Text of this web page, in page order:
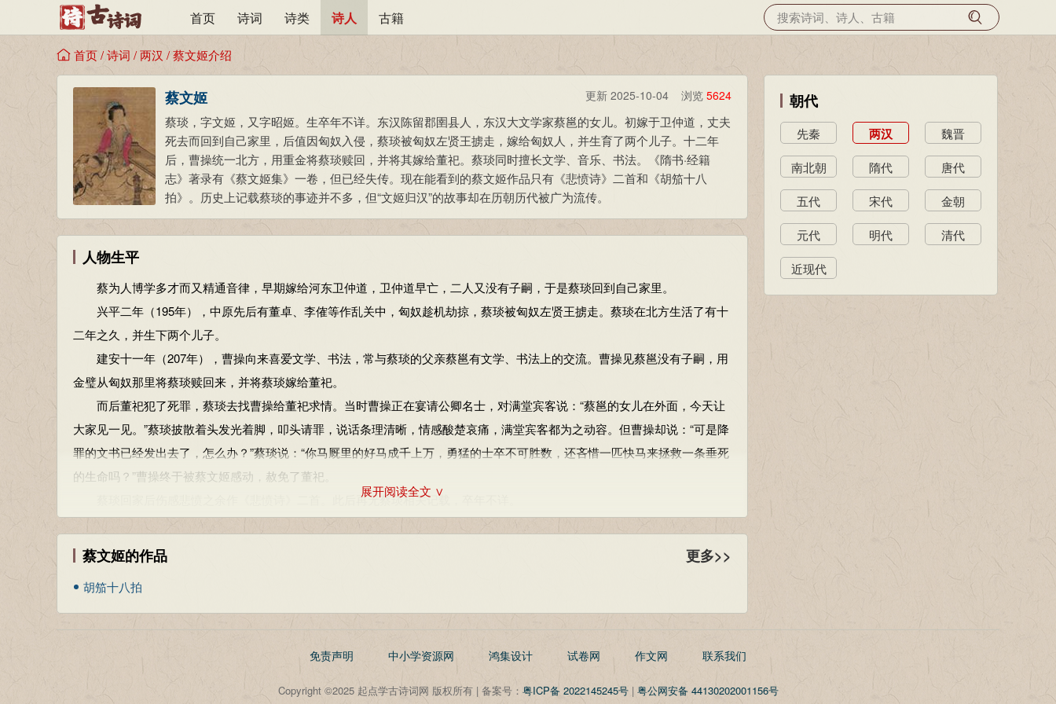
首页 诗词 诗类 诗人 古籍
首页/诗词 /两汉 /蔡文姬介绍
更新 2025-10-04 浏览 5624
蔡文姬
蔡琰，字文姬，又字昭姬。生卒年不详。东汉陈留郡圉县人，东汉大文学家蔡邕的女儿。初嫁于卫仲道，丈夫
死去而回到自己家里，后值因匈奴入侵，蔡琰被匈奴左贤王掳走，嫁给匈奴人，并生育了两个儿子。十二年
后，曹操统一北方，用重金将蔡琰赎回，并将其嫁给董祀。蔡琰同时擅长文学、音乐、书法。《隋书·经籍
志》著录有《蔡文姬集》一卷，但已经失传。现在能看到的蔡文姬作品只有《悲愤诗》二首和《胡笳十八
拍》。历史上记载蔡琰的事迹并不多，但“文姬归汉”的故事却在历朝历代被广为流传。
人物生平
蔡为人博学多才而又精通音律，早期嫁给河东卫仲道，卫仲道早亡，二人又没有子嗣，于是蔡琰回到自己家里。
兴平二年（195年），中原先后有董卓、李傕等作乱关中，匈奴趁机劫掠，蔡琰被匈奴左贤王掳走。蔡琰在北方生活了有十
二年之久，并生下两个儿子。
建安十一年（207年），曹操向来喜爱文学、书法，常与蔡琰的父亲蔡邕有文学、书法上的交流。曹操见蔡邕没有子嗣，用
金璧从匈奴那里将蔡琰赎回来，并将蔡琰嫁给董祀。
而后董祀犯了死罪，蔡琰去找曹操给董祀求情。当时曹操正在宴请公卿名士，对满堂宾客说：“蔡邕的女儿在外面，今天让
大家见一见。”蔡琰披散着头发光着脚，叩头请罪，说话条理清晰，情感酸楚哀痛，满堂宾客都为之动容。但曹操却说：“可是降
罪的文书已经发出去了，怎么办？”蔡琰说：“你马厩里的好马成千上万，勇猛的士卒不可胜数，还吝惜一匹快马来拯救一条垂死
的生命吗？”曹操终于被蔡文姬感动，赦免了董祀。
蔡琰回家后伤感悲愤之余作《悲愤诗》二首。此后再无蔡琰相关记载，卒年不详。
1、《后汉书·列女传》
展开阅读全文 ∨
蔡文姬的作品 更多>>
胡笳十八拍
朝代
先秦 两汉 魏晋
南北朝 隋代 唐代
五代 宋代 金朝
元代 明代 清代
近现代
免责声明 中小学资源网 鸿集设计 试卷网 作文网 联系我们
Copyright ©2025 起点学古诗词网 版权所有 | 备案号： 粤ICP备 2022145245号| 粤公网安备 44130202001156号